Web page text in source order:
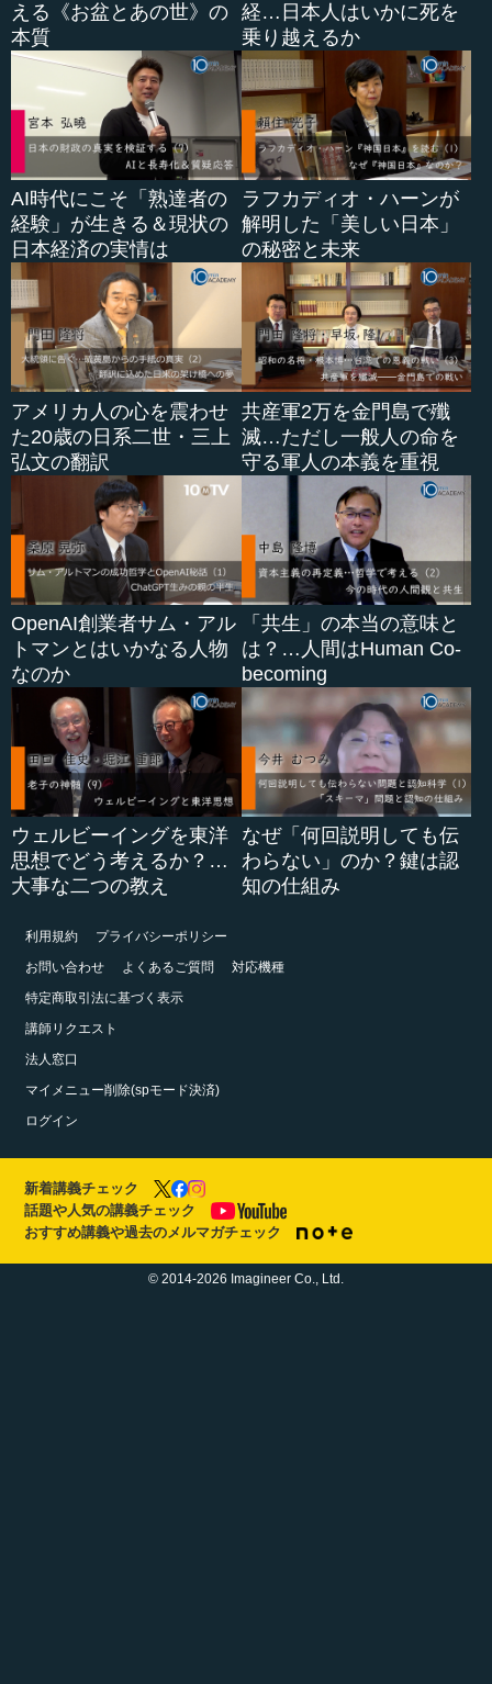
える《お盆とあの世》の
本質
経…日本人はいかに死を
乗り越えるか
AI時代にこそ「熟達者の
経験」が生きる＆現状の
日本経済の実情は
ラフカディオ・ハーンが
解明した「美しい日本」
の秘密と未来
アメリカ人の心を震わせ
た20歳の日系二世・三上
弘文の翻訳
共産軍2万を金門島で殲
滅…ただし一般人の命を
守る軍人の本義を重視
OpenAI創業者サム・アル
トマンとはいかなる人物
なのか
「共生」の本当の意味と
は？…人間はHuman Co-
becoming
ウェルビーイングを東洋
思想でどう考えるか？…
大事な二つの教え
なぜ「何回説明しても伝
わらない」のか？鍵は認
知の仕組み
利用規約
プライバシーポリシー
お問い合わせ
よくあるご質問
対応機種
特定商取引法に基づく表示
講師リクエスト
法人窓口
マイメニュー削除(spモード決済)
ログイン
新着講義チェック
話題や人気の講義チェック
おすすめ講義や過去のメルマガチェック
© 2014-2026 Imagineer Co., Ltd.